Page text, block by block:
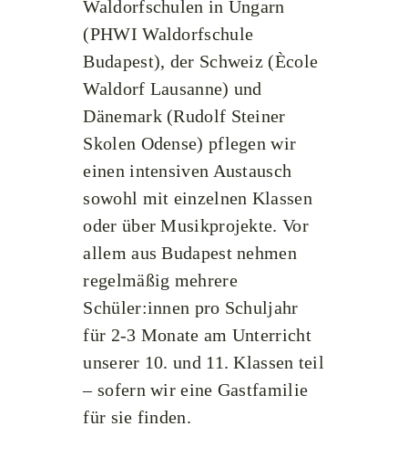
Waldorfschulen in Ungarn
(PHWI Waldorfschule
Budapest), der Schweiz (Ècole
Waldorf Lausanne) und
Dänemark (Rudolf Steiner
Skolen Odense) pflegen wir
einen intensiven Austausch
sowohl mit einzelnen Klassen
oder über Musikprojekte. Vor
allem aus Budapest nehmen
regelmäßig mehrere
Schüler:innen pro Schuljahr
für 2-3 Monate am Unterricht
unserer 10. und 11. Klassen teil
– sofern wir eine Gastfamilie
für sie finden.